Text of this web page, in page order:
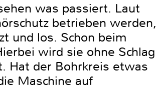
was passiert. Laut
betrieben werden,
und los. Schon beim
wird sie ohne Schlag
Hat der Bohrkreis etwas
Maschine auf